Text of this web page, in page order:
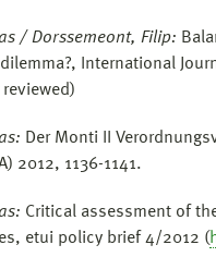
/ Dorssemeont, Filip:
International
Der Monti II
2012, 1136-1141.
Critical assessment of
etui policy brief 4/2012 (